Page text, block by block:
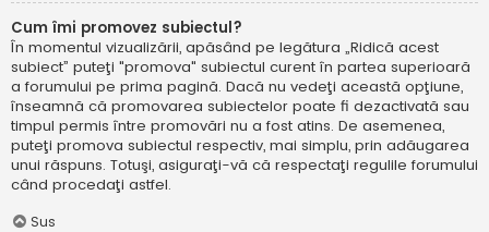
Cum îmi promovez subiectul?
În momentul vizualizării, apăsând pe legătura „Ridică acest
subiect” puteţi "promova" subiectul curent în partea superioară
a forumului pe prima pagină. Dacă nu vedeţi această opţiune,
înseamnă că promovarea subiectelor poate fi dezactivată sau
timpul permis între promovări nu a fost atins. De asemenea,
puteţi promova subiectul respectiv, mai simplu, prin adăugarea
unui răspuns. Totuşi, asiguraţi-vă că respectaţi regulile forumului
când procedaţi astfel.
Sus